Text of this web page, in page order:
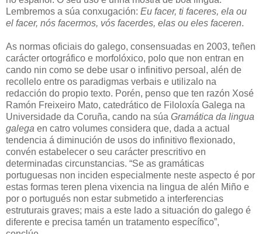
Lembremos a súa conxugación: Eu facer, ti faceres, ela ou
el facer, nós facermos, vós facerdes, elas ou eles faceren.
As normas oficiais do galego, consensuadas en 2003, teñen
carácter ortográfico e morfolóxico, polo que non entran en
cando nin como se debe usar o infinitivo persoal, alén de
recollelo entre os paradigmas verbais e utilizalo na
redacción do propio texto. Porén, penso que ten razón Xosé
Ramón Freixeiro Mato, catedrático de Filoloxía Galega na
Universidade da Coruña, cando na súa Gramática da lingua
galega en catro volumes considera que, dada a actual
tendencia á diminución de usos do infinitivo flexionado,
convén estabelecer o seu carácter prescritivo en
determinadas circunstancias. “Se as gramáticas
portuguesas non inciden especialmente neste aspecto é por
estas formas teren plena vixencia na lingua de alén Miño e
por o portugués non estar submetido a interferencias
estruturais graves; mais a este lado a situación do galego é
diferente e precisa tamén un tratamento específico”,